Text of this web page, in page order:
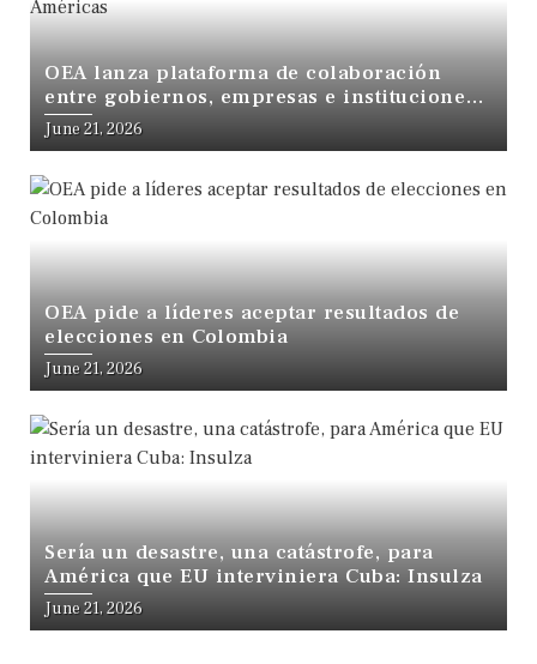
OEA lanza plataforma de colaboración
entre gobiernos, empresas e instituciones
financieras de las Américas
June 21, 2026
OEA pide a líderes aceptar resultados de
elecciones en Colombia
June 21, 2026
Sería un desastre, una catástrofe, para
América que EU interviniera Cuba: Insulza
June 21, 2026